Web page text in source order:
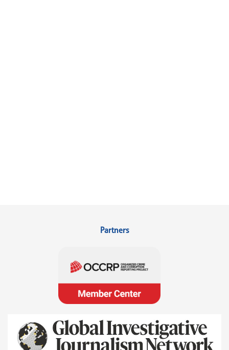
Partners